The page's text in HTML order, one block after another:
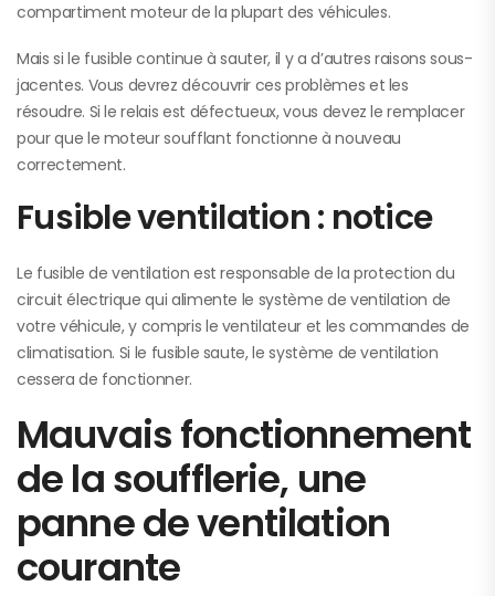
compartiment moteur de la plupart des véhicules.
Mais si le fusible continue à sauter, il y a d’autres raisons sous-
jacentes. Vous devrez découvrir ces problèmes et les
résoudre. Si le relais est défectueux, vous devez le remplacer
pour que le moteur soufflant fonctionne à nouveau
correctement.
Fusible ventilation : notice
Le fusible de ventilation est responsable de la protection du
circuit électrique qui alimente le système de ventilation de
votre véhicule, y compris le ventilateur et les commandes de
climatisation. Si le fusible saute, le système de ventilation
cessera de fonctionner.
Mauvais fonctionnement
de la soufflerie, une
panne de ventilation
courante